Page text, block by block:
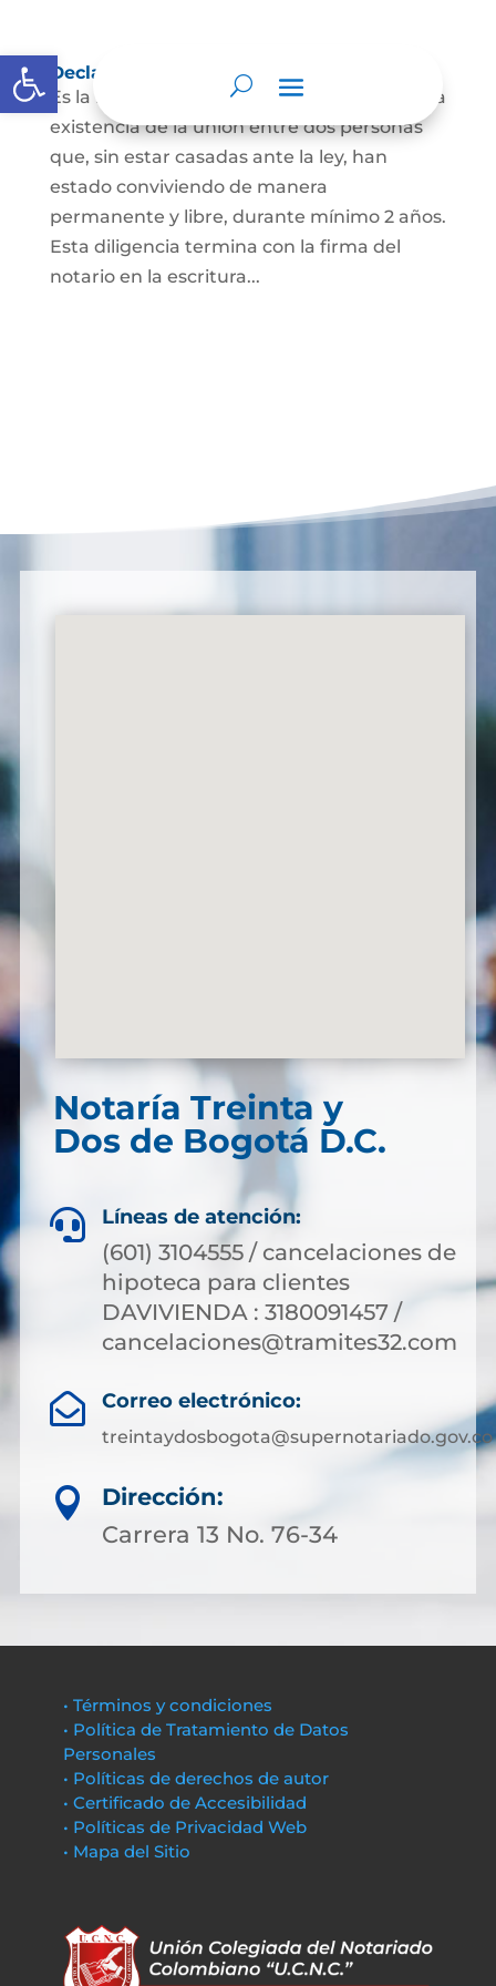
Abrir barra de herramientas
Declaración de Unión Marital de Hecho
Es la manifestación ante juez o notario de la
existencia de la unión entre dos personas
que, sin estar casadas ante la ley, han
estado conviviendo de manera
permanente y libre, durante mínimo 2 años.
Esta diligencia termina con la firma del
notario en la escritura...
Notaría Treinta y
Dos de Bogotá D.C.
 Líneas de atención:
(601) 3104555 / cancelaciones de
hipoteca para clientes
DAVIVIENDA : 3180091457 /
cancelaciones@tramites32.com
 Correo electrónico:
treintaydosbogota@supernotariado.gov.co

Dirección:
Carrera 13 No. 76-34
• Términos y condiciones
• Política de Tratamiento de Datos
Personales
• Políticas de derechos de autor
• Certificado de Accesibilidad
• Políticas de Privacidad Web
• Mapa del Sitio